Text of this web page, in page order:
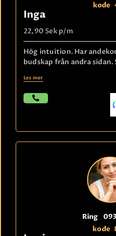
kode
Inga
22,90 Sek p/m
Hög intuition. Har
budskap från andra
Les mer
Ring
kode